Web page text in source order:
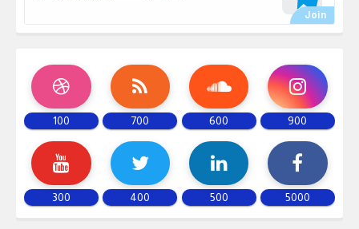
100 700 600 900
300 400 500 5000